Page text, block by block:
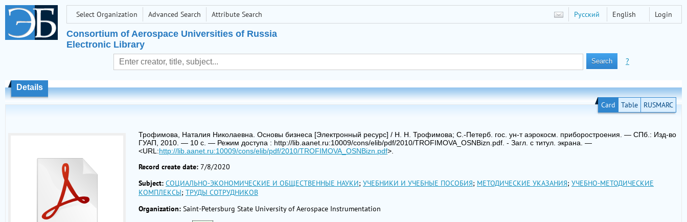
Select Organization Advanced Search Attribute Search Login
Русский English
Consortium of Aerospace Universities of Russia
Electronic Library
?
Details
Card Table RUSMARC
Трофимова, Наталия Николаевна. Основы бизнеса [Электронный ресурс] / Н. Н. Трофимова; С.-Петерб. гос. ун-т аэрокосм. приборостроения. — СПб.: Изд-во
ГУАП, 2010. — 10 с. — Режим доступа : http://lib.aanet.ru:10009/cons/elib/pdf/2010/TROFIMOVA_OSNBizn.pdf. - Загл. с титул. экрана. —
<URL:http://lib.aanet.ru:10009/cons/elib/pdf/2010/TROFIMOVA_OSNBizn.pdf>.
Record create date: 7/8/2020
Subject: СОЦИАЛЬНО-ЭКОНОМИЧЕСКИЕ И ОБЩЕСТВЕННЫЕ НАУКИ; УЧЕБНИКИ И УЧЕБНЫЕ ПОСОБИЯ; МЕТОДИЧЕСКИЕ УКАЗАНИЯ; УЧЕБНО-МЕТОДИЧЕСКИЕ
КОМПЛЕКСЫ; ТРУДЫ СОТРУДНИКОВ
Organization: Saint-Petersburg State University of Aerospace Instrumentation